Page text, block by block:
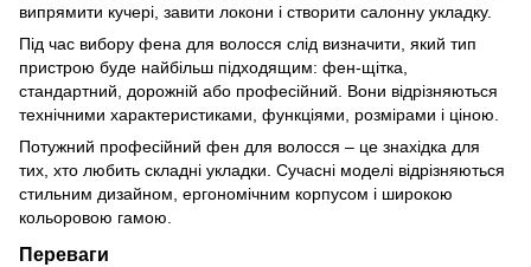
випрямити кучері, завити локони і створити салонну укладку.
Під час вибору фена для волосся слід визначити, який тип
пристрою буде найбільш підходящим: фен-щітка,
стандартний, дорожній або професійний. Вони відрізняються
технічними характеристиками, функціями, розмірами і ціною.
Потужний професійний фен для волосся – це знахідка для
тих, хто любить складні укладки. Сучасні моделі відрізняються
стильним дизайном, ергономічним корпусом і широкою
кольоровою гамою.
Переваги